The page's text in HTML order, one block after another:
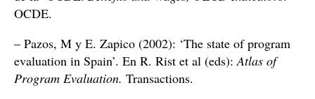
OCDE.
– Pazos, M y E. Zapico (2002): ‘The state of program
evaluation in Spain’. En R. Rist et al (eds):Atlas of
Program Evaluation. Transactions.